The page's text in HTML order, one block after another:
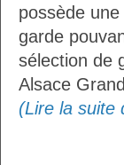
possède
garde
sélection de
Alsace
(Lire la suite